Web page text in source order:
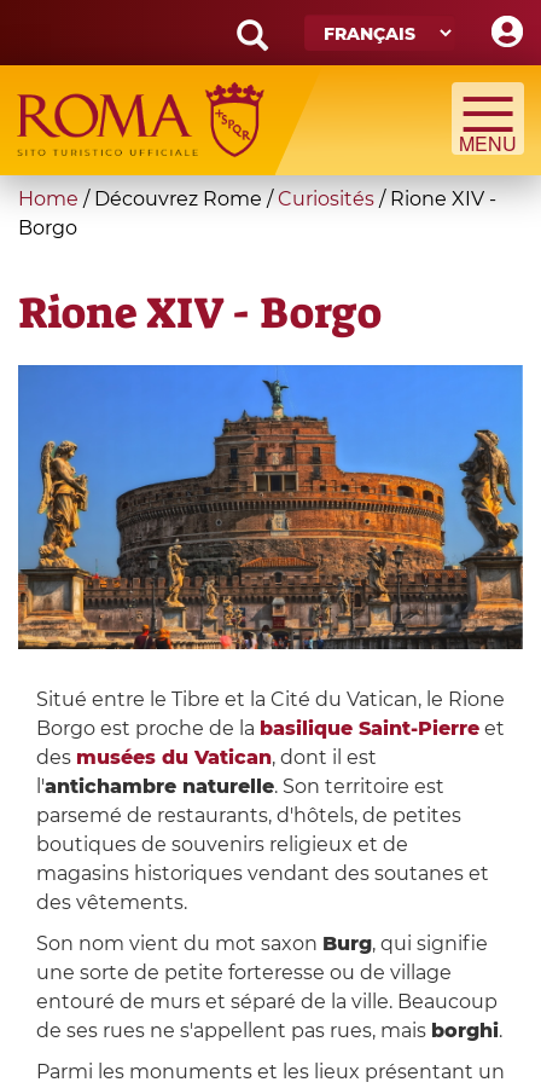
main
content
Search
form
Recherche
You
are
Home / Découvrez Rome /Curiosités / Rione XIV -
Borgo
Rione XIV - Borgo
Situé entre le Tibre et la Cité du Vatican, le Rione
Borgo est proche de la basilique Saint-Pierreet
des musées du Vatican, dont il est
l'antichambre naturelle. Son territoire est
parsemé de restaurants, d'hôtels, de petites
boutiques de souvenirs religieux et de
magasins historiques vendant des soutanes et
des vêtements.
Son nom vient du mot saxon Burg, qui signifie
une sorte de petite forteresse ou de village
entouré de murs et séparé de la ville. Beaucoup
de ses rues ne s'appellent pas rues, mais borghi.
Parmi les monuments et les lieux présentant un